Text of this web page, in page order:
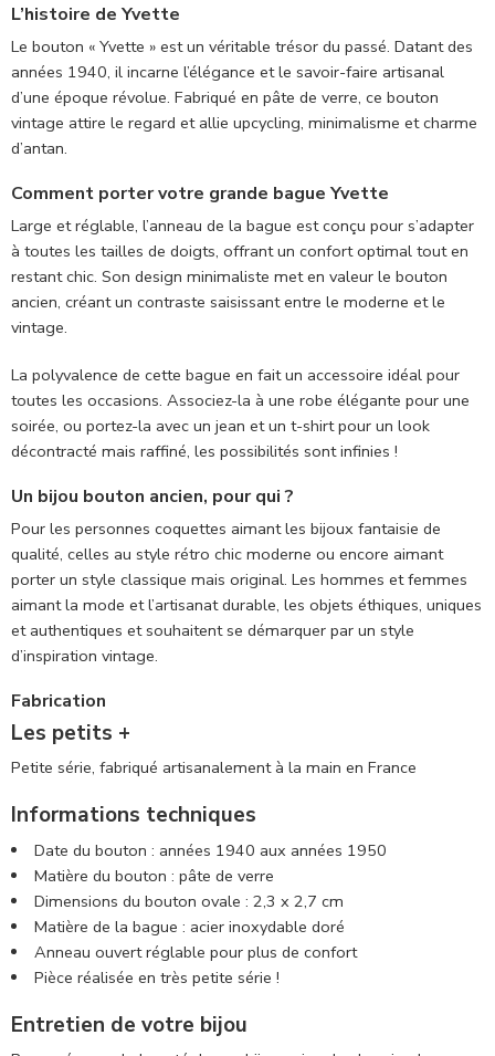
L’histoire de Yvette
Le bouton « Yvette » est un véritable trésor du passé. Datant des
années 1940, il incarne l’élégance et le savoir-faire artisanal
d’une époque révolue. Fabriqué en pâte de verre, ce bouton
vintage attire le regard et allie upcycling, minimalisme et charme
d’antan.
Comment porter votre grande bague Yvette
Large et réglable, l’anneau de la bague est conçu pour s’adapter
à toutes les tailles de doigts, offrant un confort optimal tout en
restant chic. Son design minimaliste met en valeur le bouton
ancien, créant un contraste saisissant entre le moderne et le
vintage.
La polyvalence de cette bague en fait un accessoire idéal pour
toutes les occasions. Associez-la à une robe élégante pour une
soirée, ou portez-la avec un jean et un t-shirt pour un look
décontracté mais raffiné, les possibilités sont infinies !
Un bijou bouton ancien, pour qui ?
Pour les personnes coquettes aimant les bijoux fantaisie de
qualité, celles au style rétro chic moderne ou encore aimant
porter un style classique mais original. Les hommes et femmes
aimant la mode et l’artisanat durable, les objets éthiques, uniques
et authentiques et souhaitent se démarquer par un style
d’inspiration vintage.
Fabrication
Les petits +
Petite série, fabriqué artisanalement à la main en France
Informations techniques
Date du bouton : années 1940 aux années 1950
Matière du bouton : pâte de verre
Dimensions du bouton ovale : 2,3 x 2,7 cm
Matière de la bague : acier inoxydable doré
Anneau ouvert réglable pour plus de confort
Pièce réalisée en très petite série !
Entretien de votre bijou